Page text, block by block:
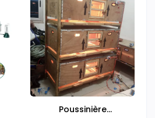
Poussinière